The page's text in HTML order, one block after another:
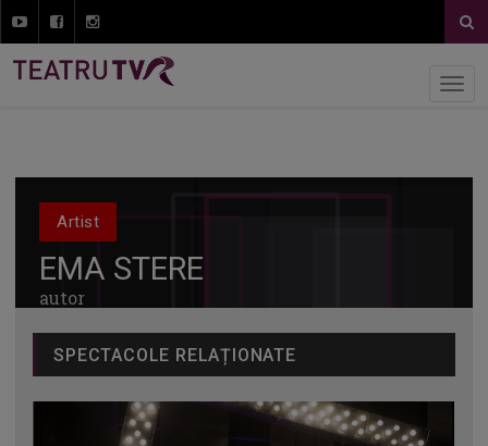
Artist
EMA STERE
autor
SPECTACOLE RELAȚIONATE